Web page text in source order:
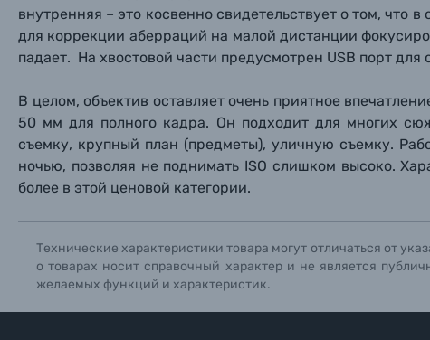
Уценённые товары
внутренняя – это косвенно свидетельствует о том, что
для коррекции аберраций на малой дистанции
падает. На хвостовой части предусмотрен USB порт
В целом, объектив оставляет очень приятное
50 мм для полного кадра. Он подходит для многих
съемку, крупный план (предметы), уличную съемку.
ночью, позволяя не поднимать ISO слишком высоко.
более в этой ценовой категории.
Технические характеристики товара могут отличаться от
о товарах носит справочный характер и не является
желаемых функций и характеристик.